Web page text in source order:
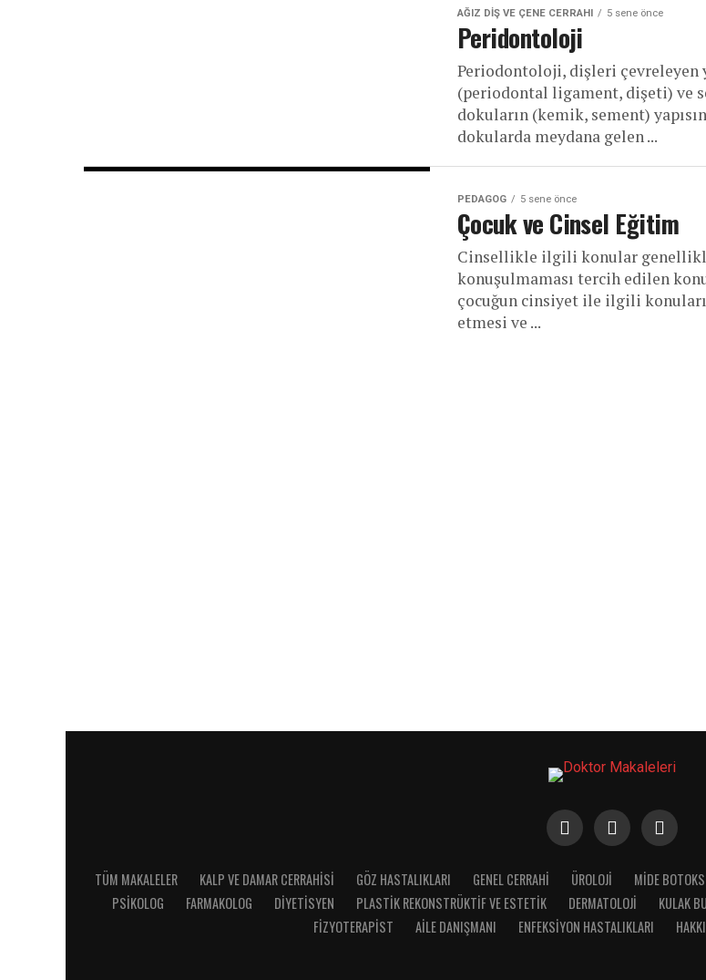
AĞIZ DIŞ VE ÇENE CERRAHI 5 sene önce
Peridontoloji
Periodontoloji, dişleri çevreleyen
(periodontal ligament, dişeti) ve
dokuların (kemik, sement)
dokularda meydana gelen ...
PEDAGOG 5 sene önce
Çocuk ve Cinsel Eğitim
Cinsellikle ilgili konular
konuşulmaması tercih edilen
çocuğun cinsiyet ile ilgili
etmesi ve ...
TÜM MAKALELER KALP VE DAMAR CERRAHISI GÖZ HASTALIKLARI GENEL CERRAHI ÜROLOJI MIDE
PSIKOLOG
FARMAKOLOG DIYETISYEN PLASTIK REKONSTRÜKTIF VE ESTETIK DERMATOLOJI KULAK
FIZYOTERAPIST
AILE DANIŞMANI ENFEKSIYON HASTALIKLARI